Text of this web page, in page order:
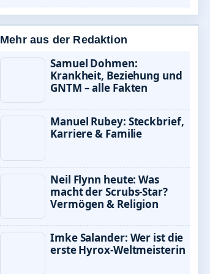
Mehr aus der Redaktion
Samuel Dohmen:
Krankheit, Beziehung und
GNTM – alle Fakten
Manuel Rubey: Steckbrief,
Karriere & Familie
Neil Flynn heute: Was
macht der Scrubs-Star?
Vermögen & Religion
Imke Salander: Wer ist die
erste Hyrox-Weltmeisterin